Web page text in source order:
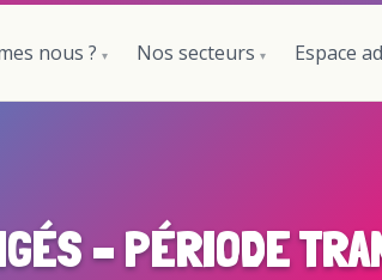
nous ? Nos secteurs Espace
– PÉRIODE